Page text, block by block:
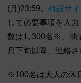
(月)23:59。 特設サイ
して必要事項を入
数は1､300名※、抽
月下旬以降、連絡さ
※100名は大人の休